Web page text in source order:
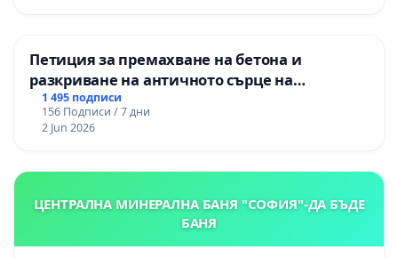
Петиция за премахване на бетона и
разкриване на античното сърце на
Могиланската могила във Враца
1 495 подписи
156 Подписи / 7 дни
2 Jun 2026
ЦЕНТРАЛНА МИНЕРАЛНА БАНЯ "СОФИЯ"-ДА БЪДЕ
БАНЯ